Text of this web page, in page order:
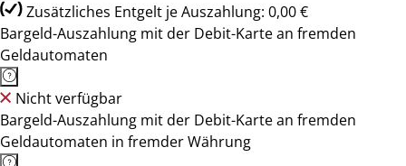
Zusätzliches Entgelt je Auszahlung: 0,00 €
Bargeld-Auszahlung mit der Debit-Karte an fremden
Geldautomaten
Nicht verfügbar
Bargeld-Auszahlung mit der Debit-Karte an fremden
Geldautomaten in fremder Währung